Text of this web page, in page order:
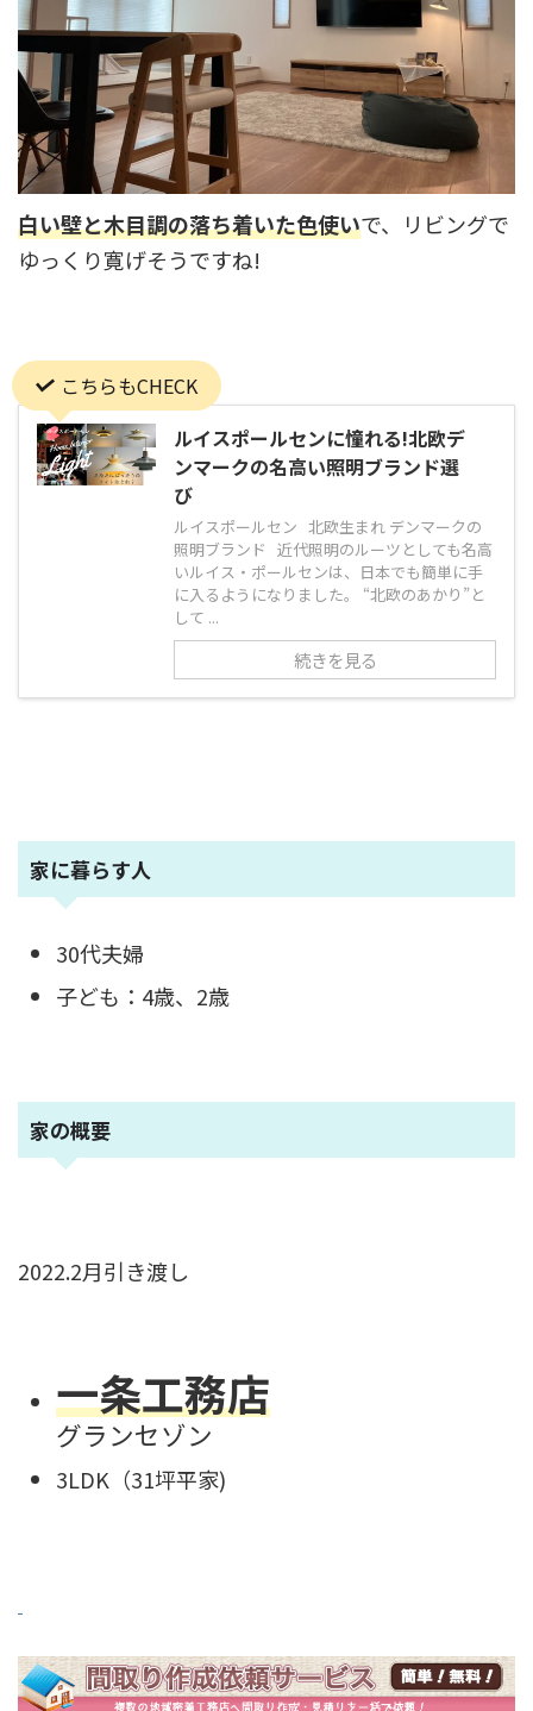
白い壁と木目調の落ち着いた色使いで、リビングで
ゆっくり寛げそうですね!
こちらもCHECK
ルイスポールセンに憧れる!北欧デ
ンマークの名高い照明ブランド選
び
ルイスポールセン 北欧生まれ デンマークの
照明ブランド 近代照明のルーツとしても名高
いルイス・ポールセンは、日本でも簡単に手
に入るようになりました。 “北欧のあかり”と
して ...
続きを見る
家に暮らす人
30代夫婦
子ども：4歳、2歳
家の概要
2022.2月引き渡し
一条工務店
グランセゾン
3LDK（31坪平家)